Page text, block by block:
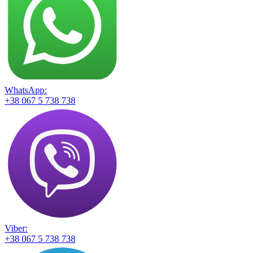
WhatsApp:
+38 067 5 738 738
Viber:
+38 067 5 738 738